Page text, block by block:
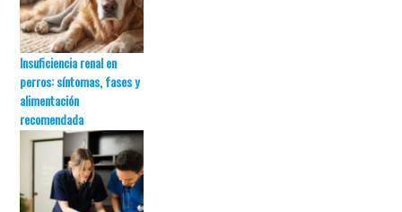
Insuficiencia renal en
perros: síntomas, fases y
alimentación
recomendada